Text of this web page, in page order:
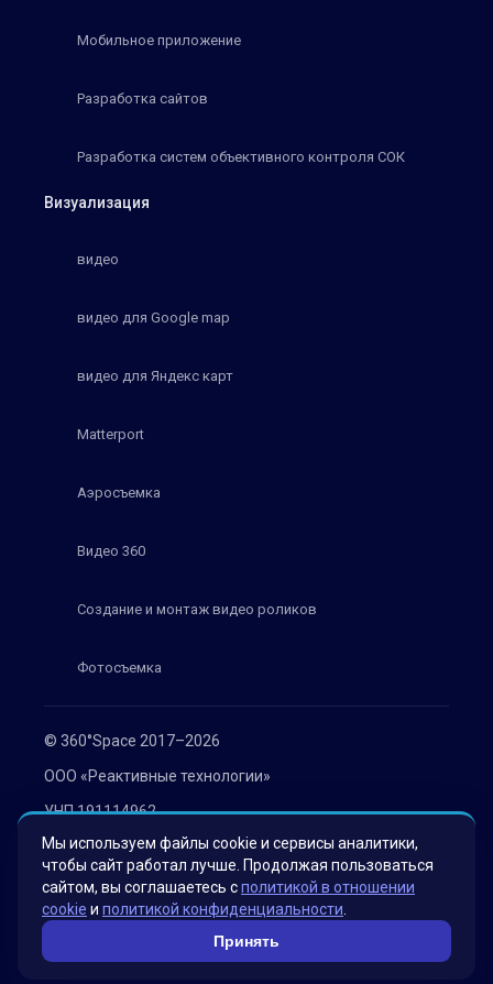
© 360°Space 2017–2026
ООО «Реактивные технологии»
УНП 191114962
г. Минск, ул. Мележа 1, офис 402
Политика конфиденциальности
Согласие на обработку персональных данных
Мобильное приложение
Разработка сайтов
Разработка систем объективного контроля СОК
Визуализация
видео
видео для Google map
видео для Яндекс карт
Matterport
Аэросъемка
Видео 360
Создание и монтаж видео роликов
Фотосъемка
Мы используем файлы cookie и сервисы аналитики,
чтобы сайт работал лучше. Продолжая пользоваться
сайтом, вы соглашаетесь сполитикой в отношении
cookie и политикой конфиденциальности
Принять